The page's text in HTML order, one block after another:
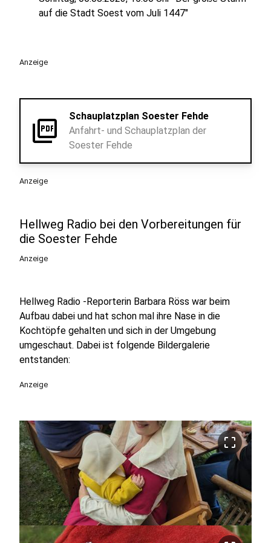
auf die Stadt Soest vom Juli 1447"
Anzeige
picture_as_pdf
Schauplatzplan Soester Fehde
Anfahrt- und Schauplatzplan der
Soester Fehde
Anzeige
Hellweg Radio bei den Vorbereitungen für
die Soester Fehde
Anzeige
Hellweg Radio -Reporterin Barbara Röss war beim
Aufbau dabei und hat schon mal ihre Nase in die
Kochtöpfe gehalten und sich in der Umgebung
umgeschaut. Dabei ist folgende Bildergalerie
entstanden:
Anzeige
crop_free